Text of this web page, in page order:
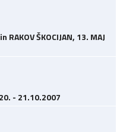
RAKOV ŠKOCIJAN, 13. MAJ
- 21.10.2007